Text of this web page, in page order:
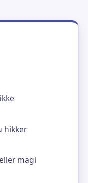
hikker
magi